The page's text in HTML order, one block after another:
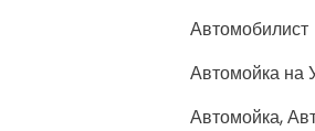
Автомобилист
Автомойка на
Автомойка,